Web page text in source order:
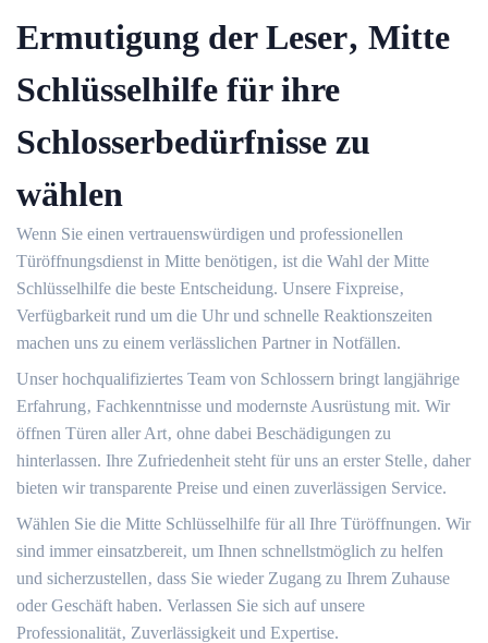
Ermutigung der Leser‚ Mitte
Schlüsselhilfe für ihre
Schlosserbedürfnisse zu
wählen
Wenn Sie einen vertrauenswürdigen und professionellen
Türöffnungsdienst in Mitte benötigen‚ ist die Wahl der Mitte
Schlüsselhilfe die beste Entscheidung.​ Unsere Fixpreise‚
Verfügbarkeit rund um die Uhr und schnelle Reaktionszeiten
machen uns zu einem verlässlichen Partner in Notfällen.​
Unser hochqualifiziertes Team von Schlossern bringt langjährige
Erfahrung‚ Fachkenntnisse und modernste Ausrüstung mit.​ Wir
öffnen Türen aller Art‚ ohne dabei Beschädigungen zu
hinterlassen.​ Ihre Zufriedenheit steht für uns an erster Stelle‚ daher
bieten wir transparente Preise und einen zuverlässigen Service.​
Wählen Sie die Mitte Schlüsselhilfe für all Ihre Türöffnungen. Wir
sind immer einsatzbereit‚ um Ihnen schnellstmöglich zu helfen
und sicherzustellen‚ dass Sie wieder Zugang zu Ihrem Zuhause
oder Geschäft haben.​ Verlassen Sie sich auf unsere
Professionalität‚ Zuverlässigkeit und Expertise.​